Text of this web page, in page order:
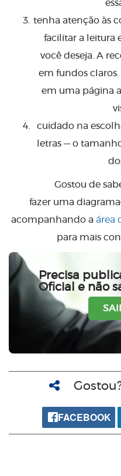
tenha atenção às
facilitar a leitura
você deseja. A
em fundos claros.
em uma página
cuidado na
letras — o
Gostou de
fazer uma
acompanhando a área
para mais
Precisa
Oficial e não
FACEBOOK